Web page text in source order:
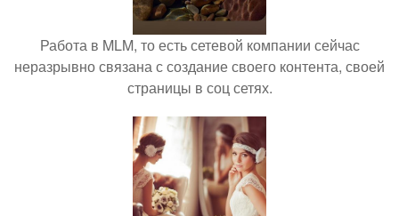
Работа в MLM, то есть сетевой компании сейчас
неразрывно связана с создание своего контента, своей
страницы в соц сетях.